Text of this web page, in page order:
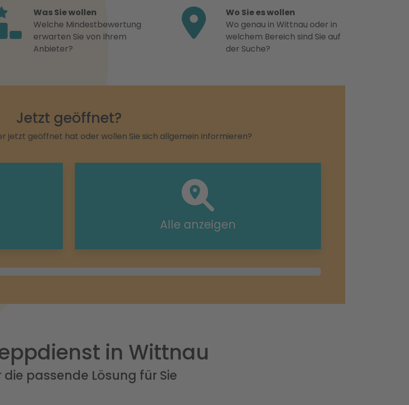
Was Sie wollen
Welche Mindestbewertung
erwarten Sie von Ihrem
Anbieter?
Wo Sie es wollen
Wo genau in Wittnau oder in
welchem Bereich sind Sie auf
der Suche?
Jetzt geöffnet?
jetzt geöffnet hat oder wollen Sie sich allgemein informieren?
Alle anzeigen
in Wittnau
die passende Lösung für Sie